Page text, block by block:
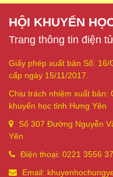
HỘI KHUYẾN
Trang thông tin điện
Giấy phép xuất bản Số:
cấp ngày 15/11/2017.
Chịu trách nhiệm xuất bản:
khuyến học tỉnh Hưng Yên
Số 307 Đường Nguyễn
Yên
Điện thoại: 0221 3556
Email: